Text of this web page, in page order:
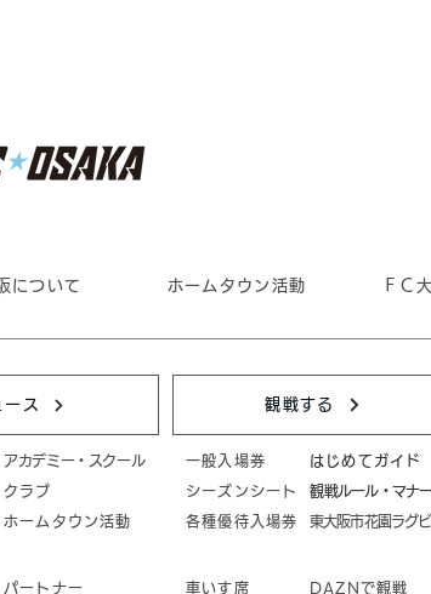
について ホームタウン活動 ＦＣ
ース
アカデミー・スクール
クラブ
ホームタウン活動
パートナー
観戦する
一般入場券
シーズンシート
各種優待入場券
はじめてガイド
観戦ルール・マナ
東大阪市花園ラグ
車いす席 DAZNで観戦